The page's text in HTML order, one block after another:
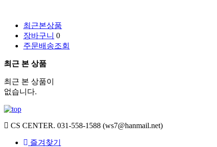
최근본상품
장바구니 0
주문배송조회
최근 본 상품
최근 본 상품이
없습니다.
CS CENTER. 031-558-1588 (ws7@hanmail.net)
즐겨찾기